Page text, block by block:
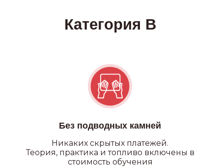
Без подводных камней
Никаких скрытых платежей.
Теория, практика и топливо включены в
стоимость обучения
Категория А